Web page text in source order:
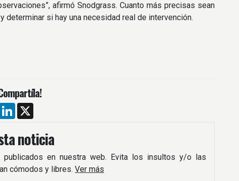
afirmó Snodgrass. Cuanto más precisas sean
si hay una necesidad real de intervención.
LinkedIn
noticia
en nuestra web. Evita los insultos y/o las
cómodos y libres. Ver más